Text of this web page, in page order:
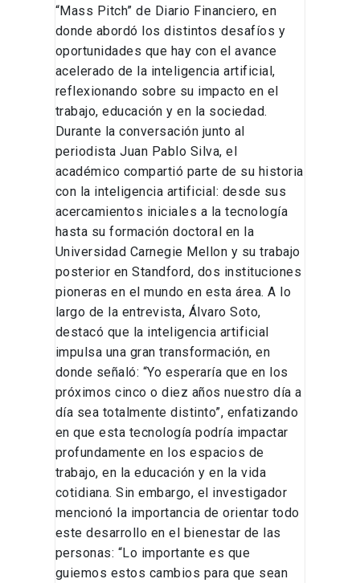
“Mass Pitch” de Diario Financiero, en
donde abordó los distintos desafíos y
oportunidades que hay con el avance
acelerado de la inteligencia artificial,
reflexionando sobre su impacto en el
trabajo, educación y en la sociedad.
Durante la conversación junto al
periodista Juan Pablo Silva, el
académico compartió parte de su historia
con la inteligencia artificial: desde sus
acercamientos iniciales a la tecnología
hasta su formación doctoral en la
Universidad Carnegie Mellon y su trabajo
posterior en Standford, dos instituciones
pioneras en el mundo en esta área. A lo
largo de la entrevista, Álvaro Soto,
destacó que la inteligencia artificial
impulsa una gran transformación, en
donde señaló: “Yo esperaría que en los
próximos cinco o diez años nuestro día a
día sea totalmente distinto”, enfatizando
en que esta tecnología podría impactar
profundamente en los espacios de
trabajo, en la educación y en la vida
cotidiana. Sin embargo, el investigador
mencionó la importancia de orientar todo
este desarrollo en el bienestar de las
personas: “Lo importante es que
guiemos estos cambios para que sean